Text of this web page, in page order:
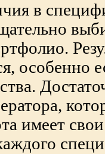
в
особенно
имеет